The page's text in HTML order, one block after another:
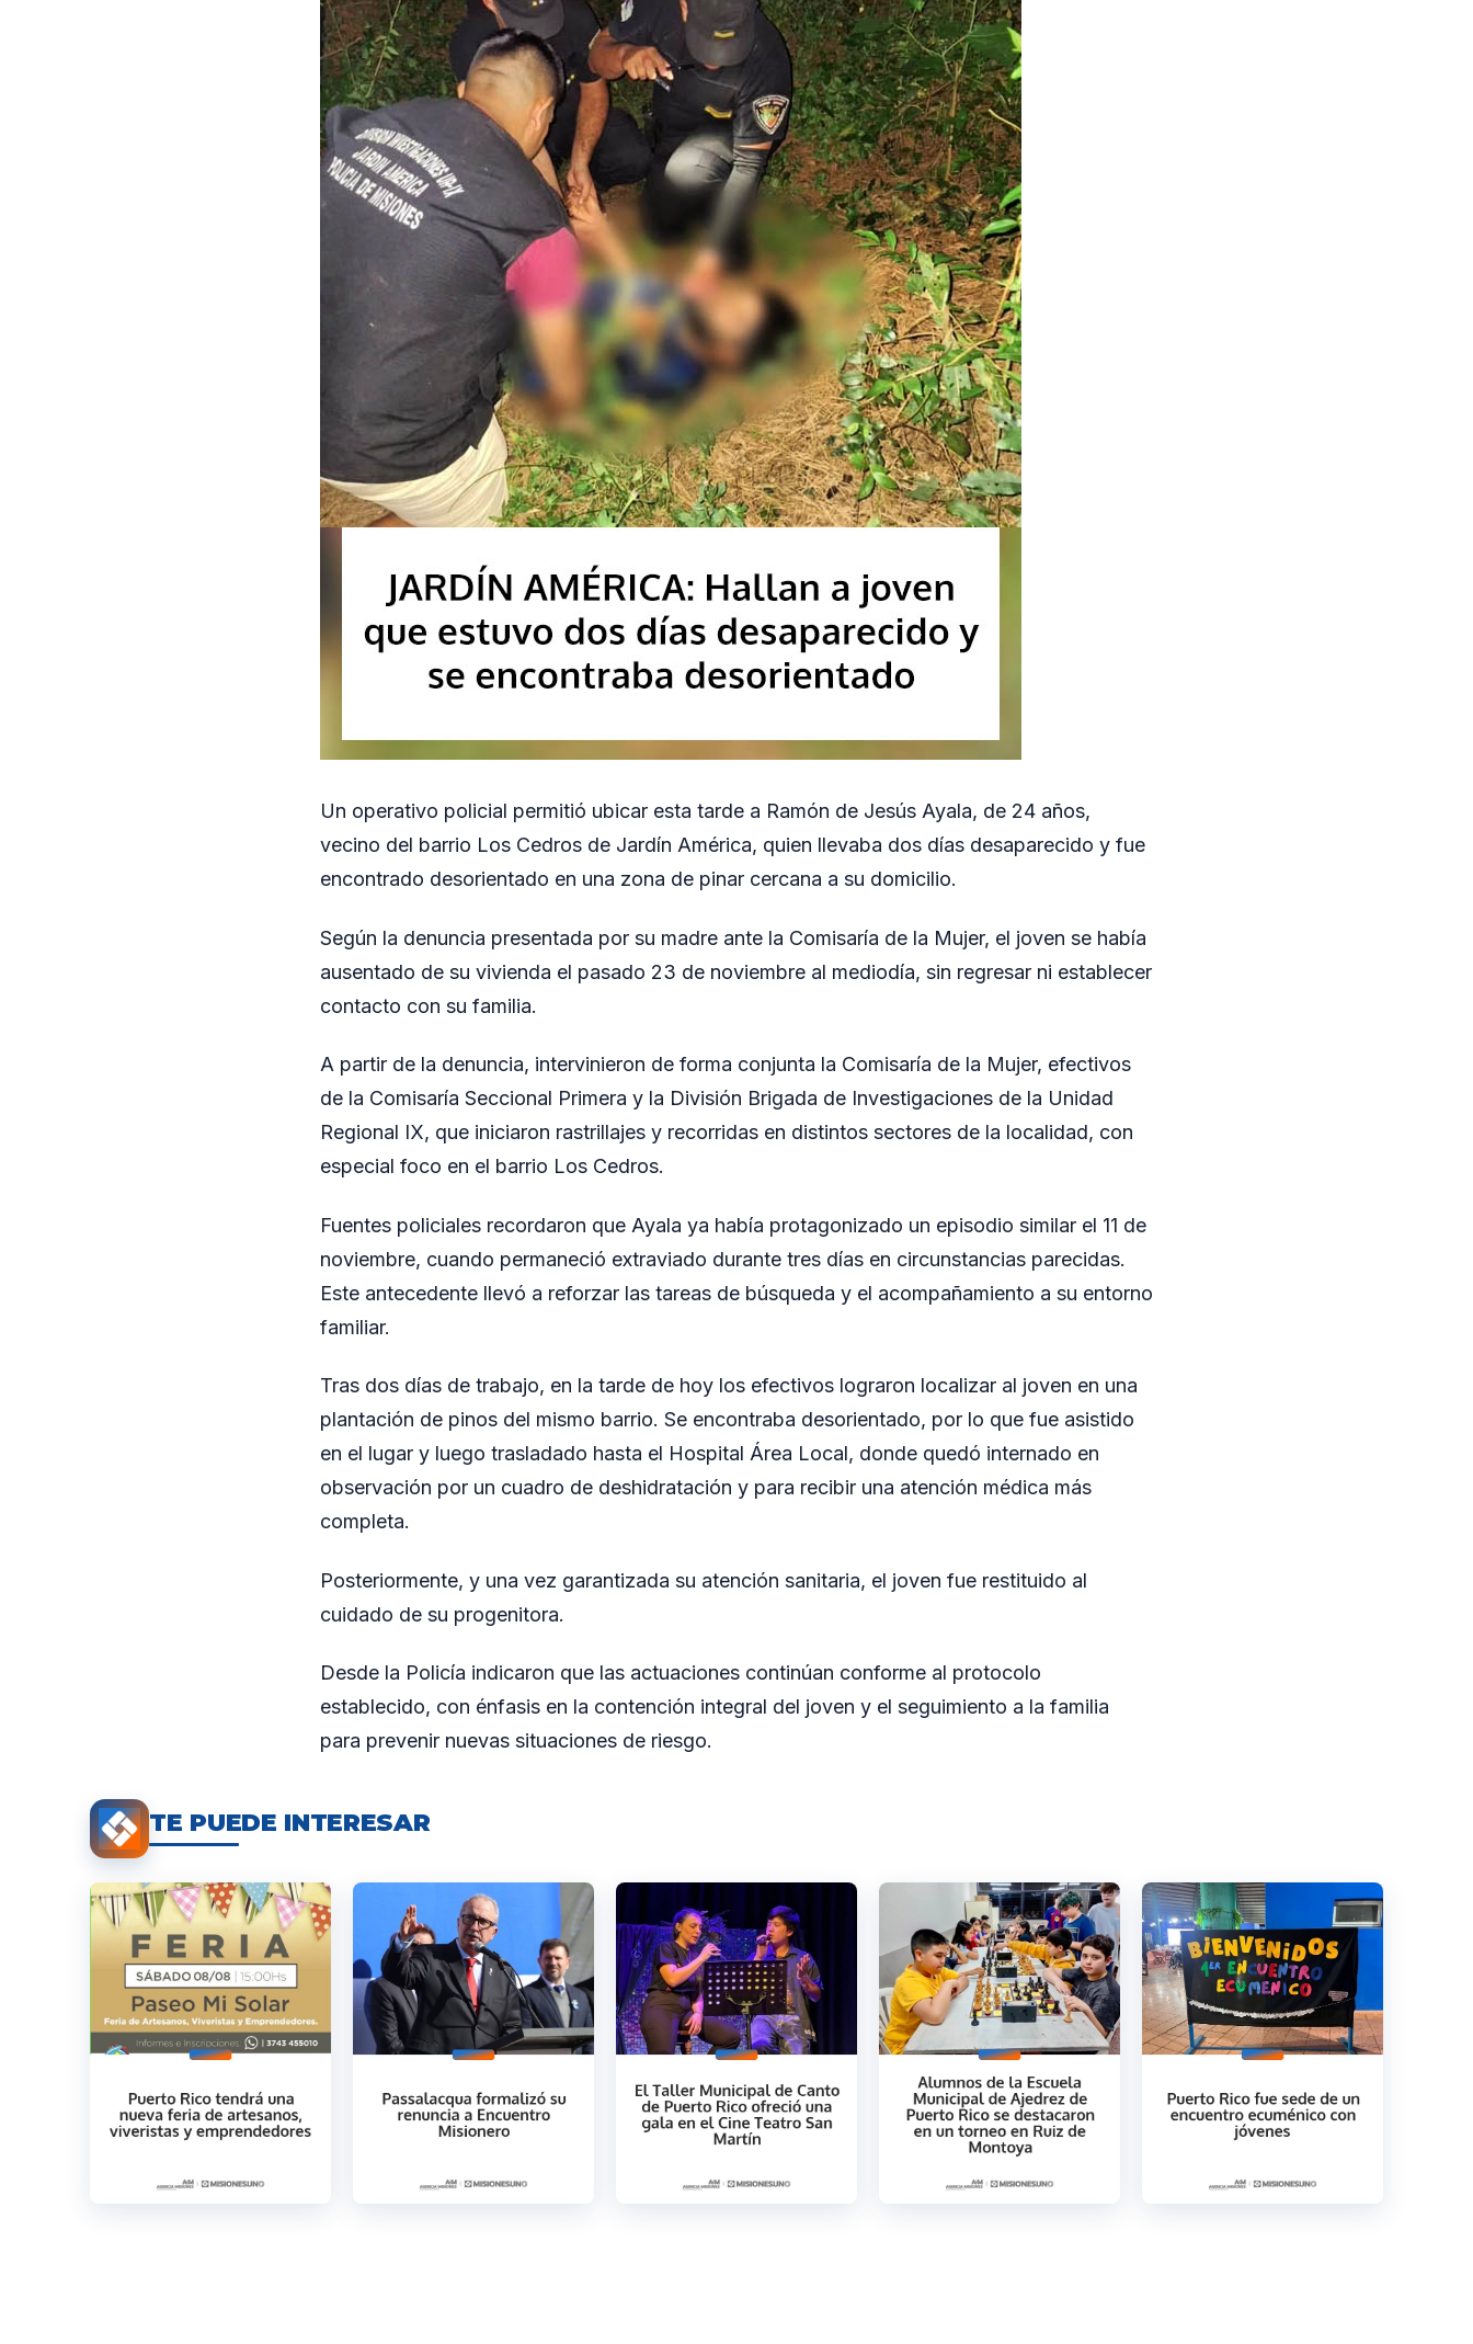
Un operativo policial permitió ubicar esta tarde a Ramón de Jesús Ayala, de 24 años,
vecino del barrio Los Cedros de Jardín América, quien llevaba dos días desaparecido y fue
encontrado desorientado en una zona de pinar cercana a su domicilio.
Según la denuncia presentada por su madre ante la Comisaría de la Mujer, el joven se había
ausentado de su vivienda el pasado 23 de noviembre al mediodía, sin regresar ni establecer
contacto con su familia.
A partir de la denuncia, intervinieron de forma conjunta la Comisaría de la Mujer, efectivos
de la Comisaría Seccional Primera y la División Brigada de Investigaciones de la Unidad
Regional IX, que iniciaron rastrillajes y recorridas en distintos sectores de la localidad, con
especial foco en el barrio Los Cedros.
Fuentes policiales recordaron que Ayala ya había protagonizado un episodio similar el 11 de
noviembre, cuando permaneció extraviado durante tres días en circunstancias parecidas.
Este antecedente llevó a reforzar las tareas de búsqueda y el acompañamiento a su entorno
familiar.
Tras dos días de trabajo, en la tarde de hoy los efectivos lograron localizar al joven en una
plantación de pinos del mismo barrio. Se encontraba desorientado, por lo que fue asistido
en el lugar y luego trasladado hasta el Hospital Área Local, donde quedó internado en
observación por un cuadro de deshidratación y para recibir una atención médica más
completa.
Posteriormente, y una vez garantizada su atención sanitaria, el joven fue restituido al
cuidado de su progenitora.
Desde la Policía indicaron que las actuaciones continúan conforme al protocolo
establecido, con énfasis en la contención integral del joven y el seguimiento a la familia
para prevenir nuevas situaciones de riesgo.
TE PUEDE INTERESAR